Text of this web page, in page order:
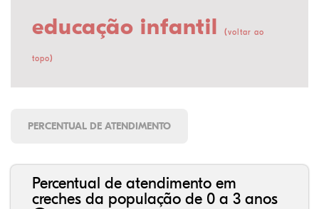
educação infantil (voltar ao
topo)
PERCENTUAL DE ATENDIMENTO
Percentual de atendimento em
creches da população de 0 a 3 anos